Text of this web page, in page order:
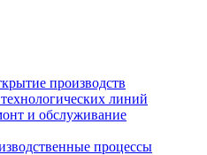
производств
линий
и обслуживание
процессы